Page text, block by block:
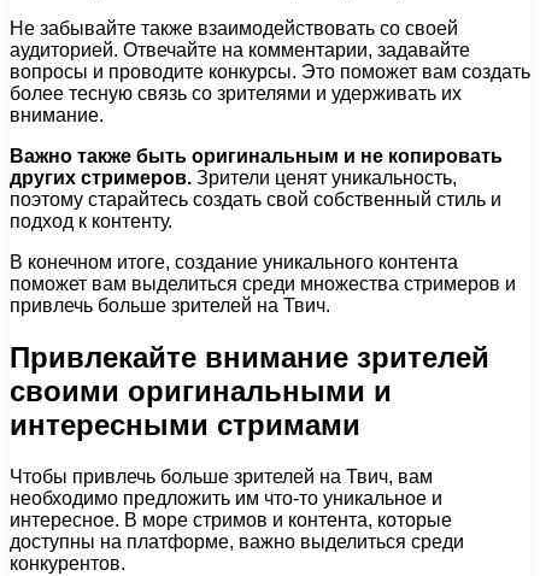
Не забывайте также взаимодействовать со своей
аудиторией. Отвечайте на комментарии, задавайте
вопросы и проводите конкурсы. Это поможет вам создать
более тесную связь со зрителями и удерживать их
внимание.
Важно также быть оригинальным и не копировать
других стримеров. Зрители ценят уникальность,
поэтому старайтесь создать свой собственный стиль и
подход к контенту.
В конечном итоге, создание уникального контента
поможет вам выделиться среди множества стримеров и
привлечь больше зрителей на Твич.
Привлекайте внимание зрителей
своими оригинальными и
интересными стримами
Чтобы привлечь больше зрителей на Твич, вам
необходимо предложить им что-то уникальное и
интересное. В море стримов и контента, которые
доступны на платформе, важно выделиться среди
конкурентов.